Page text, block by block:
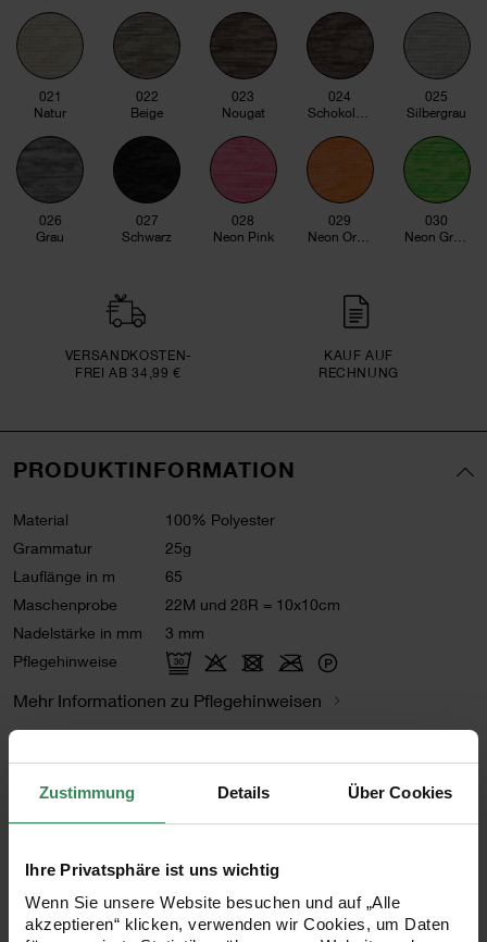
Zustimmung Details Über Cookies
Ihre Privatsphäre ist uns wichtig
Wenn Sie unsere Website besuchen und auf „Alle
akzeptieren“ klicken, verwenden wir Cookies, um Daten
021
Natur
022
Beige
023
Nougat
024
025
Silbergrau
026
Grau
027
Schwarz
028
Neon Pink
029
030
VERSAND­KOSTEN­
FREI AB 34,99 €
KAUF AUF
RECHNUNG
PRODUKTINFORMATION
Material
100% Polyester
Grammatur
25g
Lauflänge in m
65
Maschenprobe
22M und 28R = 10x10cm
Nadelstärke in mm
3 mm
Pflegehinweise
Mehr Informationen zu Pflegehinweisen
Zertifizierung
Artikel-Nr. 383360.001
Bestell-Nr. 3553510